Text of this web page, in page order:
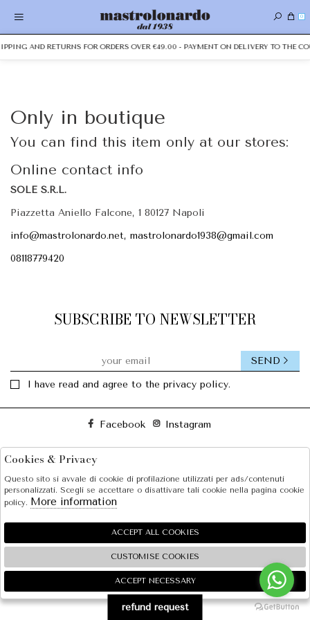
0
AND RETURNS FOR ORDERS OVER €49.00 - PAYMENT ON DELIVERY TO THE
Only in boutique
You can find this item only at our stores:
Online contact info
SOLE S.R.L.
Piazzetta Aniello Falcone, 1 80127 Napoli
info@mastrolonardo.net, mastrolonardo1938@gmail.com
08118779420
SUBSCRIBE TO NEWSLETTER
I have read and agree to the privacy policy.
SEND
Facebook Instagram
SHOPPING
EXTRA
gruppo Zucchetti
🍪
refund request
Cookies & Privacy
Questo sito si avvale di cookie di profilazione utilizzati per ads/contenuti
personalizzati. Scegli se accettare o disattivare tali cookie nella pagina cookie
policy. More information
ACCEPT ALL COOKIES
CUSTOMISE COOKIES
ACCEPT NECESSARY